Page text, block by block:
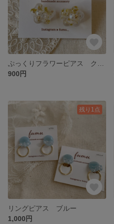
900円
残り1点
リングピアス ブルー
1,000円